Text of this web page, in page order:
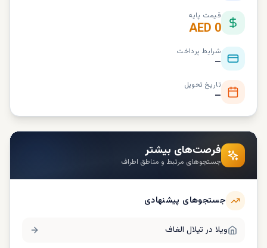
قیمت پایه
AED 0
شرایط پرداخت
—
تاریخ تحویل
—
فرصت‌های بیشتر
جستجوهای مرتبط و مناطق اطراف
جستجوهای پیشنهادی
ویلا در تیلال الغاف